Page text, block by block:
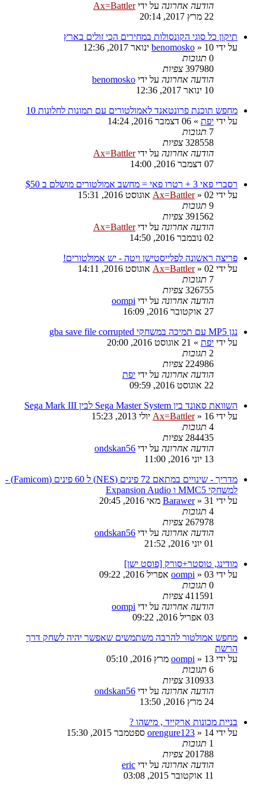
הודעה אחרונה על ידיAx=Battler
22 מרץ 2017, 20:14
תיקון כל סוגי הקונסולות במחירים הכי זולים בארץ
על ידי
benomosko » 10 ינואר 2017, 12:36
0 תגובות
397980 צפיות
הודעה אחרונה על ידי benomosko
10 ינואר 2017, 12:36
מחפש תוכנת פרונטאנד לאמולטורים עם תמונות לחלונות 10
על ידי יפת » 06 דצמבר 2016, 14:24
7 תגובות
328558 צפיות
הודעה אחרונה על ידיAx=Battler
07 דצמבר 2016, 14:00
רסברי פאי 3 + רטרו פאי = מחשב אמולטורים מושלם ב $50
על ידי
Ax=Battler» 02 אוגוסט 2016, 15:31
9 תגובות
391562 צפיות
הודעה אחרונה על ידיAx=Battler
02 נובמבר 2016, 14:50
פריצה ראשונה לפלייסטישן ויטה - יש אמולטורים!
על ידי
Ax=Battler» 02 אוגוסט 2016, 14:11
7 תגובות
326755 צפיות
הודעה אחרונה על ידי oompi
27 אוקטובר 2016, 16:09
נגן MP5 עם תמיכה במשחקי gba save file corrupted
על ידי יפת » 21 אוגוסט 2016, 20:00
2 תגובות
224986 צפיות
הודעה אחרונה על ידי יפת
22 אוגוסט 2016, 09:59
השוואת סאונד בין Sega Master System לבין Sega Mark III
על ידי
Ax=Battler» 16 יולי 2013, 15:23
4 תגובות
284435 צפיות
הודעה אחרונה על ידי ondskan56
13 יוני 2016, 11:00
מדריך - שינויים במתאם 72 פינים (NES) ל 60 פינים (Famicom) -
למשחקי MMC5 ו Expansion Audio
על ידי
Barawer» 31 מאי 2016, 20:45
4 תגובות
267978 צפיות
הודעה אחרונה על ידי ondskan56
01 יוני 2016, 21:52
מודינג, טוסטר+סורק [פוסט ישן]
על ידי
oompi » 03 אפריל 2016, 09:22
0 תגובות
411591 צפיות
הודעה אחרונה על ידי oompi
03 אפריל 2016, 09:22
מחפש אמולטור להרבה משתמשים שאפשר יהיה לשחק דרך
הרשת
על ידי
oompi » 13 מרץ 2016, 05:10
6 תגובות
310933 צפיות
הודעה אחרונה על ידי ondskan56
24 מרץ 2016, 13:50
בניית מכונות ארקייד , מישהו ?
על ידי
orengure123 » 14 ספטמבר 2015, 15:30
1 תגובות
201788 צפיות
הודעה אחרונה על ידי eric
11 אוקטובר 2015, 03:08